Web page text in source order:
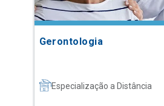
Gerontologia
Especialização a Distância